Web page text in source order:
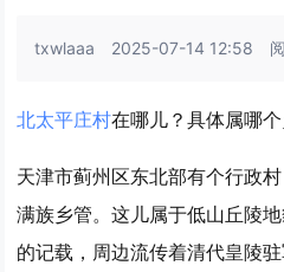
txwlaaa 2025-07-14 12:58
北太平庄村在哪儿？具体属哪个
天津市蓟州区东北部有个行政
满族乡管。这儿属于低山丘陵
的记载，周边流传着清代皇陵